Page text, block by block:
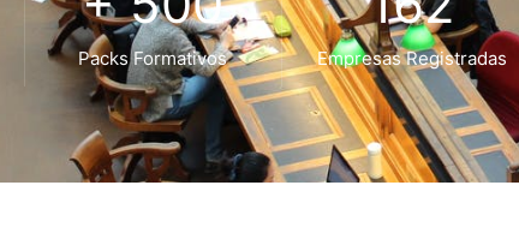
Packs Formativos Empresas Registradas